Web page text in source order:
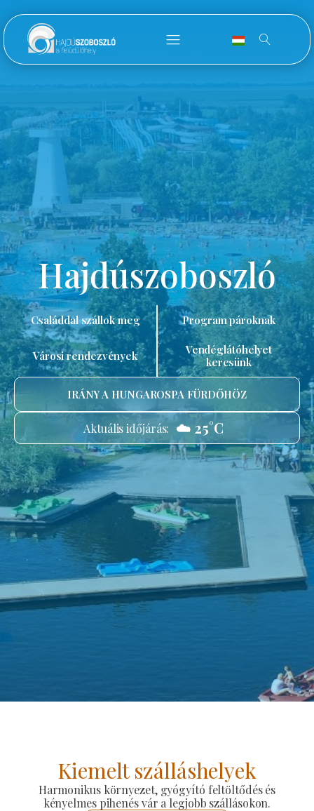
Hajdúszoboszló
Családdal szállok meg Program pároknak
Városi rendezvények
Vendéglátóhelyet
keresünk
IRÁNY A HUNGAROSPA FÜRDŐHÖZ
Aktuális időjárás: ☁️ 25°C
Kiemelt szálláshelyek
Harmonikus környezet, gyógyító feltöltődés és
kényelmes pihenés vár a legjobb szállásokon.